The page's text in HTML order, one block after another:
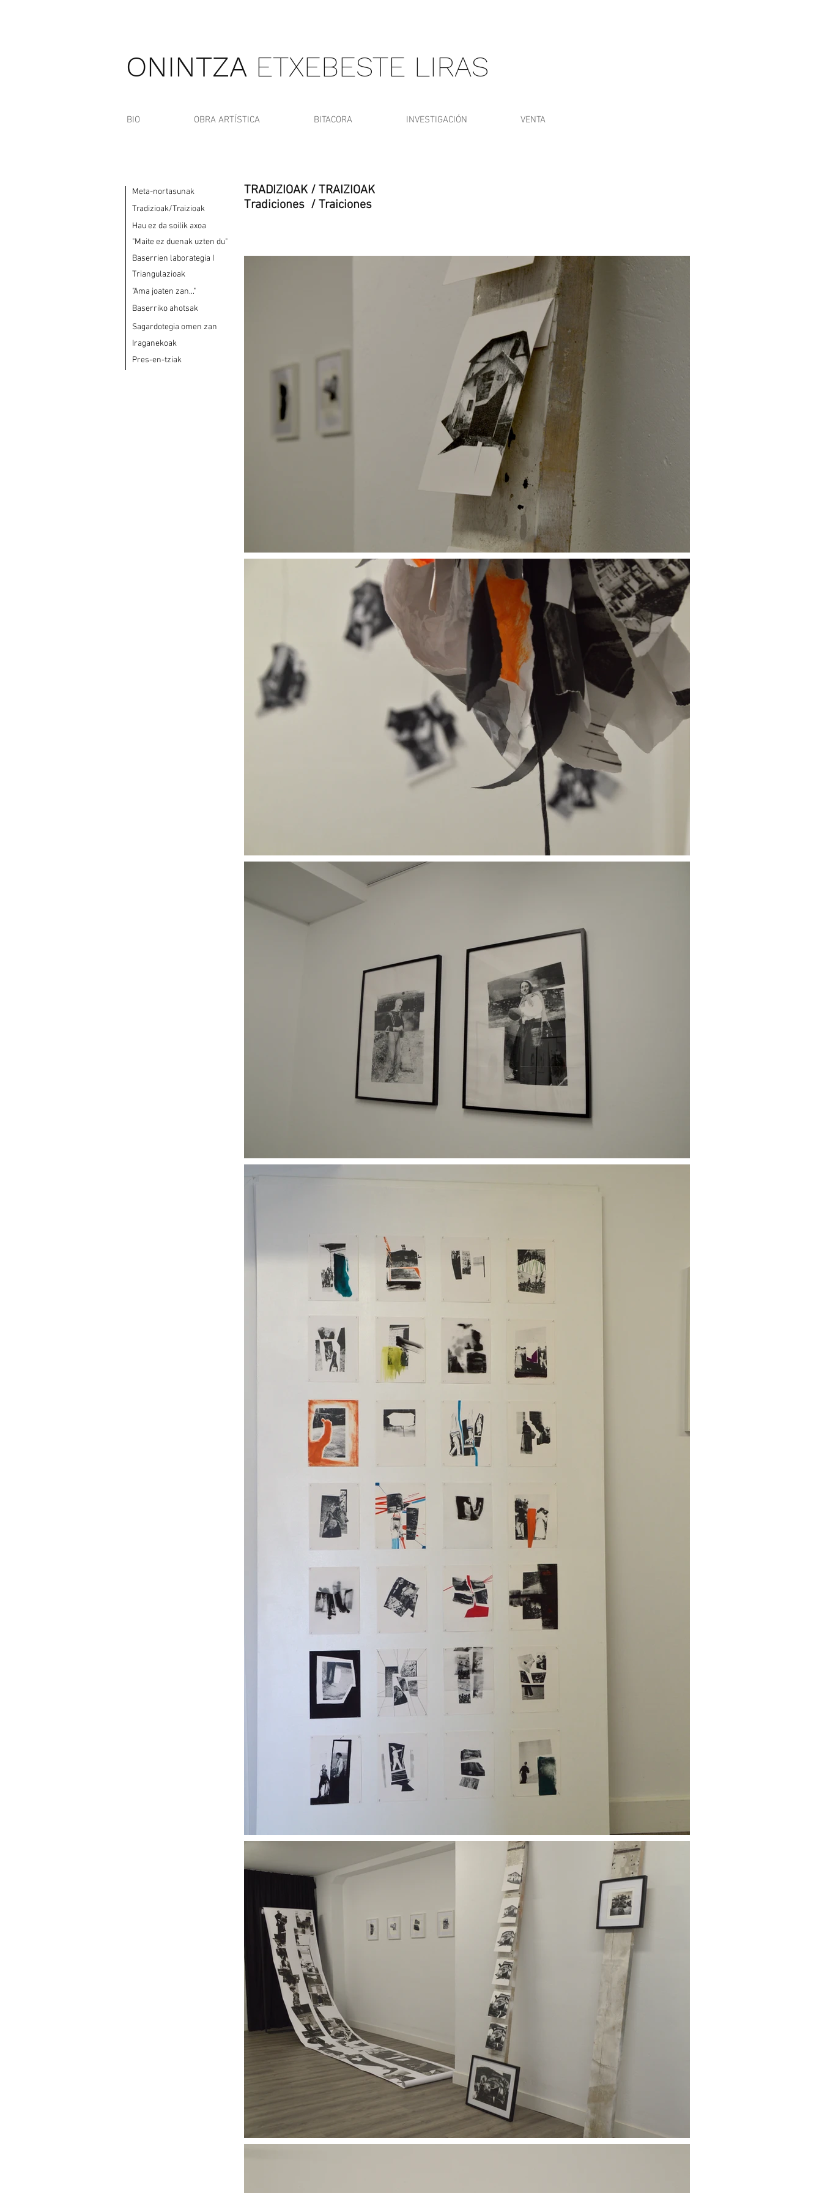
ONINTZA ETXEBESTE LIRAS
BIO OBRA ARTÍSTICA BITACORA INVESTIGACIÓN VENTA
Tradizioak/Traizioak
Hau ez da soilik axoa
"Maite ez duenak uzten du"
Baserrien laborategia I
Triangulazioak
"Ama joaten zan..."
Baserriko ahotsak
Sagardotegia omen zan
Iraganekoak
Pres-en-tziak
Meta-nortasunak
TRADIZIOAK / TRAIZIOAK
Tradiciones / Traiciones